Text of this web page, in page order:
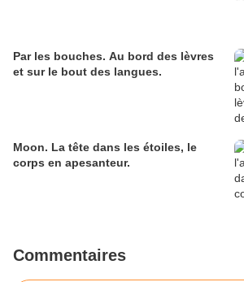
Par les bouches. Au bord des lèvres
et sur le bout des langues.
Moon. La tête dans les étoiles, le
corps en apesanteur.
Commentaires